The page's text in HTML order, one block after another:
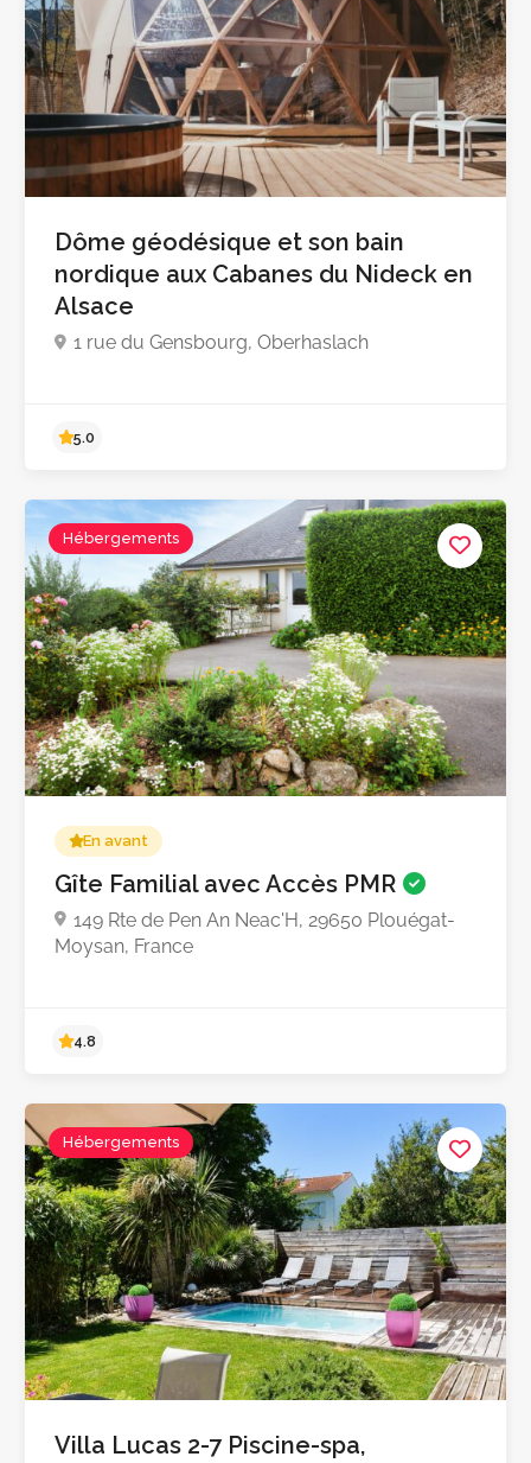
Pas encore d'avis
Dôme géodésique et son bain
nordique aux Cabanes du Nideck en
Alsace
1 rue du Gensbourg, Oberhaslach
5.0
Hébergements
En avant
Gîte Familial avec Accès PMR
149 Rte de Pen An Neac'H, 29650 Plouégat-
Moysan, France
Hébergements
Villa Lucas 2-7 Piscine-spa,